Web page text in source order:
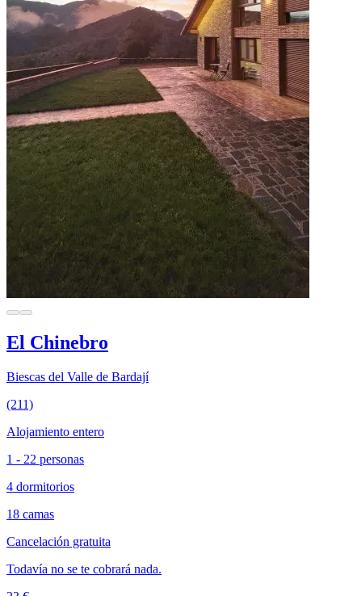
El Chinebro
Biescas del Valle de Bardají
(211)
Alojamiento entero
1 - 22 personas
4 dormitorios
18 camas
Cancelación gratuita
Todavía no se te cobrará nada.